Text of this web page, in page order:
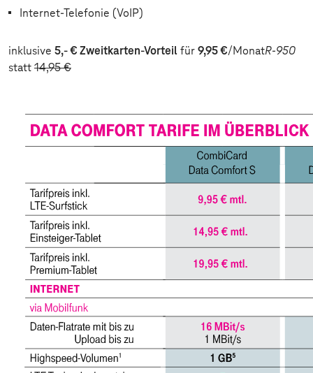
Internet-Telefonie (VoIP)
inklusive 5,- € Zweitkarten-Vorteil für 9,95 €/MonatR-950
statt 14,95 €